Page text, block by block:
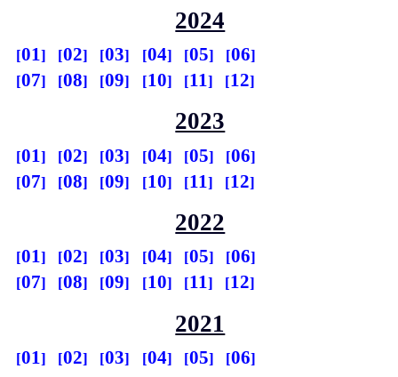
2024
01 02 03 04 05
06
07
08 09 10 11 12
2023
01 02 03 04 05
06
07
08 09 10 11 12
2022
01 02 03 04 05
06
07
08 09 10 11 12
2021
01 02 03 04 05
06